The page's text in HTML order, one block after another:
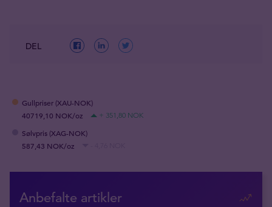
DEL
Gullpriser (XAU-NOK)
40719,10 NOK/oz
+ 351,80 NOK
Sølvpris (XAG-NOK)
587,43 NOK/oz
Anbefalte artikler